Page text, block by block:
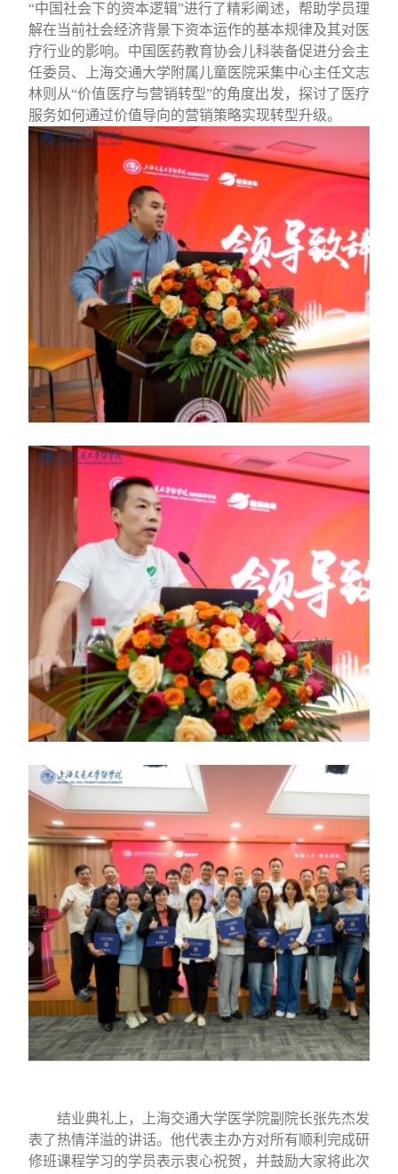
“中国社会下的资本逻辑”进行了精彩阐述，帮助学员理
解在当前社会经济背景下资本运作的基本规律及其对医
疗行业的影响。中国医药教育协会儿科装备促进分会主
任委员、
上海交通大学附属儿童医院采集中心主任文志
林则从“价值医疗与营销转型”的角度出发，探讨了医疗
服务如何通过价值导向的营销策略实现转型升级。
结业典礼上，上海交通大学医学院副院长张先杰发
表了热情洋溢的讲话。 他代表主办方对所有顺利完成研
修班课程学习的学员表示衷心祝贺，并鼓励大家将此次